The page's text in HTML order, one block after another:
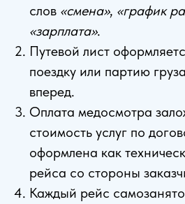
слов «смена», «график
«зарплата».
Путевой лист
поездку или партию
вперед.
Оплата медосмотра
стоимость услуг по
оформлена как
рейса со стороны
Каждый рейс